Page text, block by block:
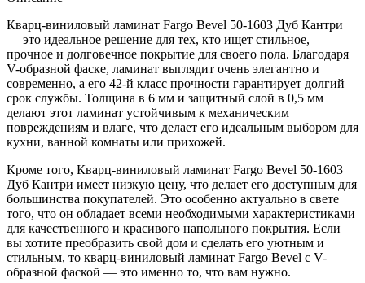
Кварц-виниловый ламинат Fargo Bevel 50-1603 Дуб Кантри
— это идеальное решение для тех, кто ищет стильное,
прочное и долговечное покрытие для своего пола. Благодаря
V-образной фаске, ламинат выглядит очень элегантно и
современно, а его 42-й класс прочности гарантирует долгий
срок службы. Толщина в 6 мм и защитный слой в 0,5 мм
делают этот ламинат устойчивым к механическим
повреждениям и влаге, что делает его идеальным выбором для
кухни, ванной комнаты или прихожей.
Кроме того, Кварц-виниловый ламинат Fargo Bevel 50-1603
Дуб Кантри имеет низкую цену, что делает его доступным для
большинства покупателей. Это особенно актуально в свете
того, что он обладает всеми необходимыми характеристиками
для качественного и красивого напольного покрытия. Если
вы хотите преобразить свой дом и сделать его уютным и
стильным, то кварц-виниловый ламинат Fargo Bevel с V-
образной фаской — это именно то, что вам нужно.